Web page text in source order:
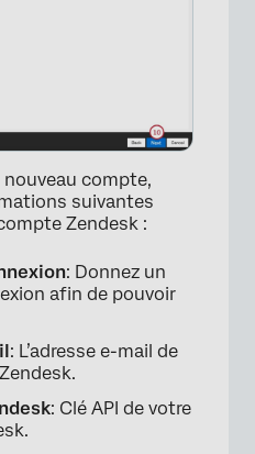
×
compte,
suivantes
Zendesk :
: Donnez un
afin de pouvoir
: L’adresse e-mail de
: Clé API de votre